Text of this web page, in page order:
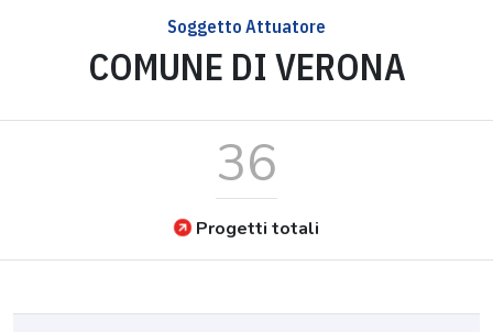
Soggetto Attuatore
COMUNE DI VERONA
36
Progetti totali